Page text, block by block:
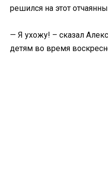
решился на этот
— Я ухожу! – сказал
детям во время